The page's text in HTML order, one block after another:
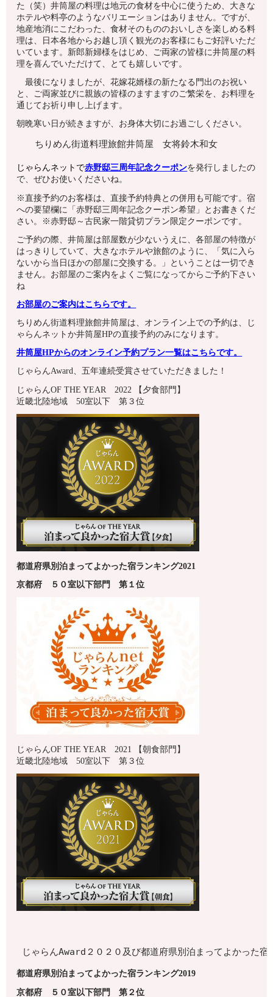
た（笑）井筒屋の料理は地元の食材を中心に使うため、大きな
ホテルや料亭のようなバリエーションはありません。ですが、
地産地消にこだわった、食材そのもののおいしさを楽しめる料
理は、日本各地からお越し頂く観光のお客様にもご好評いただ
いています。新郎新婦様をはじめ、ご両家の皆様に井筒屋の料
理を喜んでいただけて、とても嬉しいです。
最後になりましたが、花嫁花婿様の新たなる門出のお祝い
と、ご両家並びに親族の皆様のますますのご繁栄を、お料理を
通じてお祈り申し上げます。
朝晩寒い日が続きますが、お身体大切にお過ごしください。
ちりめん街道料理旅館井筒屋 女将鈴木和女
じゃらんネットで赤野邸三周年記念クーポンを発行しましたの
で、ぜひお使いくださいね。
※直接予約のお客様は、直接予約特典との併用も可能です。宿
への要望欄に「赤野邸三周年記念クーポン希望」とお書きくだ
さい。※赤野邸～古民家一階貸切プラン限定クーポンです。
ご予約の際、井筒屋は部屋数が少ないうえに、各部屋の特徴が
はっきりしていて、大きなホテルや旅館のように、「気に入ら
ないから当日ほかの部屋に交換する。」ということは一切でき
ません。お部屋のご案内をよくご覧になってからご予約下さい
ね
お部屋のご案内はこちらです。
ちりめん街道料理旅館井筒屋は、オンライン上での予約は、じ
ゃらんネットか井筒屋HPの直接予約のみになります。
井筒屋HPからのオンライン予約プラン一覧はこちらです。
じゃらんAward、五年連続受賞させていただきました！
じゃらんOF THE YEAR 2022 【夕食部門】
近畿北陸地域 50室以下 第３位
都道府県別泊まってよかった宿ランキング2021
京都府 ５０室以下部門 第１位
じゃらんOF THE YEAR 2021 【朝食部門】
近畿北陸地域 50室以下 第３位
じゃらんAward２０２０及び都道府県別泊まってよかった
都道府県別泊まってよかった宿ランキング2019
京都府 ５０室以下部門 第 ２位